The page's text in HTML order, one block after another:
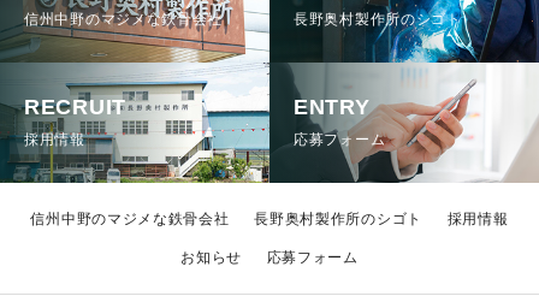
信州中野のマジメな鉄骨会社 長野奥村製作所のシゴト
RECRUIT
採用情報
ENTRY
応募フォーム
信州中野のマジメな鉄骨会社 長野奥村製作所のシゴト 採用情報
お知らせ 応募フォーム